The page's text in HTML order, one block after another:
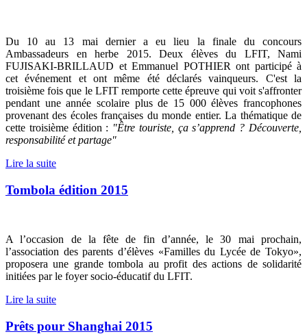
Du 10 au 13 mai dernier a eu lieu la finale du concours
Ambassadeurs en herbe 2015. Deux élèves du LFIT, Nami
FUJISAKI-BRILLAUD et Emmanuel POTHIER ont participé à
cet événement et ont même été déclarés vainqueurs. C'est la
troisième fois que le LFIT remporte cette épreuve qui voit s'affronter
pendant une année scolaire plus de 15 000 élèves francophones
provenant des écoles françaises du monde entier. La thématique de
cette troisième édition : "Être touriste, ça s’apprend ? Découverte,
responsabilité et partage"
Lire la suite
Tombola édition 2015
A l’occasion de la fête de fin d’année, le 30 mai prochain,
l’association des parents d’élèves «Familles du Lycée de Tokyo»,
proposera une grande tombola au profit des actions de solidarité
initiées par le foyer socio-éducatif du LFIT.
Lire la suite
Prêts pour Shanghai 2015